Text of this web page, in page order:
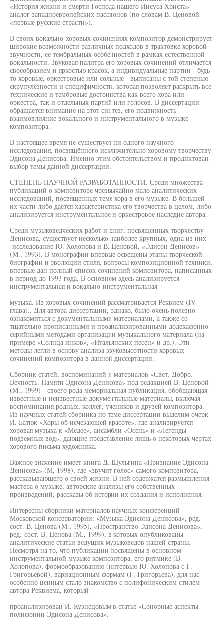
«История жизни и смерти Господа нашего Иисуса Христа» -
аналог западноевропейских пассионов (по словам В. Ценовой -
«первые русские страсти»).
В своих вокально-хоровых сочинениях композитор демонстрирует
широкие возможности различных подходов в трактовке хоровой
звучности, ее тембральных особенностей в рамках естественной
вокальности. Звуковая палитра его хоровых сочинений отличается
своеобразием и яркостью красок, а индивидуальные партии - будь
то хоровые, оркестровые или сольные - выписаны с той степенью
скрупулёзности и специфичности, которая позволяет раскрыть все
технические и тембровые достоинства как всего хора или
оркестра, так и отдельных партий или голосов. В диссертации
обращается внимание на этот синтез, его подвижность -
взаимовлияние вокального и инструментального в музыке
композитора.
В настоящее время не существует ни одного научного
исследования, посвящённого исключительно хоровому творчеству
Эдисона Денисова. Именно этим обстоятельством и продиктован
выбор темы данной диссертации.
СТЕПЕНЬ НАУЧНОЙ РАЗРАБОТАННОСТИ. Среди множества
публикаций о композиторе чрезвычайно мало аналитических
исследований, посвященных теме хора в его музыке. В большей
их части либо даётся характеристика его творчества в целом, либо
анализируется инструментальное и оркестровое наследие автора.
Среди музыковедческих работ и книг, посвященных творчеству
Денисова, существует несколько наиболее крупных, одна из них
-исследование Ю. Холопова и В. Ценовой, «Эдисон Денисов»
(М., 1993). В монографии впервые освещены этапы творческой
биографии и эволюции стиля, вопросы композиционной техники,
впервые дан полный список сочинений композитора, написанных
в период до 1993 года. В основном здесь анализируется
инструментальная и вокально-инструментальная
музыка. Из хоровых сочинений рассматривается Реквием (IV
глава).. Для автора диссертации, однако, было очень полезно
ознакомиться с документальными материалами, а также со
тщательно прописанными и проанализированными додекафонно-
серийными методами организации музыкального материала (на
примере «Солнца инков», «Итальянских песен» и др.). Эти
методы легли в основу анализа звуковысотности хоровых
сочинений композитора в данной диссертации.
Сборник статей, воспоминаний и материалов «Свет. Добро.
Вечность. Памяти Эдисона Денисова» под редакцией В. Ценовой
(М., 1999) - своего рода мемориальная публикация, обобщающая
известные и неизвестные документальные материалы, включая
воспоминания родных, коллег, учеников и друзей композитора.
Из научных статей сборника по теме диссертации выделим очерк
И. Батюк «Хоры об исчезающей красоте», где анализируется
хоровая музыка к «Медее», ансамбли «Осень» и «Легенды
подземных вод», дающие представление лишь о некоторых чертах
хорового письма художника.
Важное значение имеет книга Д. Шульгина «Признание Эдисона
Денисова» (М, 1998), где «звучит голос» самого композитора,
рассказывающего о своей жизни. В ней содержатся размышления
мастера о музыке, авторские анализы его собственных
произведений, рассказы об истории их создания и исполнения.
Интересны сборники материалов научных конференций
Московской консерватории: «Музыка Эдисона Денисова», ред.-
сост. В. Ценова (М., 1995), «Пространство Эдисона Денисова»,
ред.-сост. В. Ценова (М., 1999), в которых опубликованы
аналитические статьи ведущих музыковедов нашей страны.
Несмотря на то, что публикации посвящены в основном
инструментальной музыке композитора, его ритмике (В.
Холопова), формообразованию (интервью Ю. Холопова с Г.
Григорьевой), вариационным формам (Г. Григорьева), для нас
особенно ценным стало знакомство с полифоническим стилем
автора Реквиема, который
проанализирован И. Кузнецовым в статье «Сонорные аспекты
полифонии Эдисона Денисова».